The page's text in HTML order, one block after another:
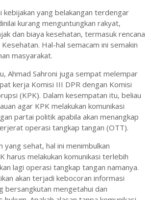
kebijakan yang belakangan terdengar
kurang menguntungkan rakyat,
dan biaya kesehatan, termasuk rencana
Kesehatan. Hal-hal semacam ini semakin
masyarakat.
Ahmad Sahroni juga sempat melempar
kerja Komisi III DPR dengan Komisi
(KPK). Dalam kesempatan itu, beliau
agar KPK melakukan komunikasi
partai politik apabila akan menangkap
operasi tangkap tangan (OTT).
yang sehat, hal ini menimbulkan
harus melakukan komunikasi terlebih
lagi operasi tangkap tangan namanya.
akan terjadi kebocoran informasi
bersangkutan mengetahui dan